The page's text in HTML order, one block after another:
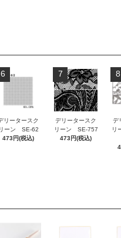
6
リータースク
リーン SE-62
473円(税込)
7
デリータースク
リーン SE-757
473円(税込)
8
デ
リ